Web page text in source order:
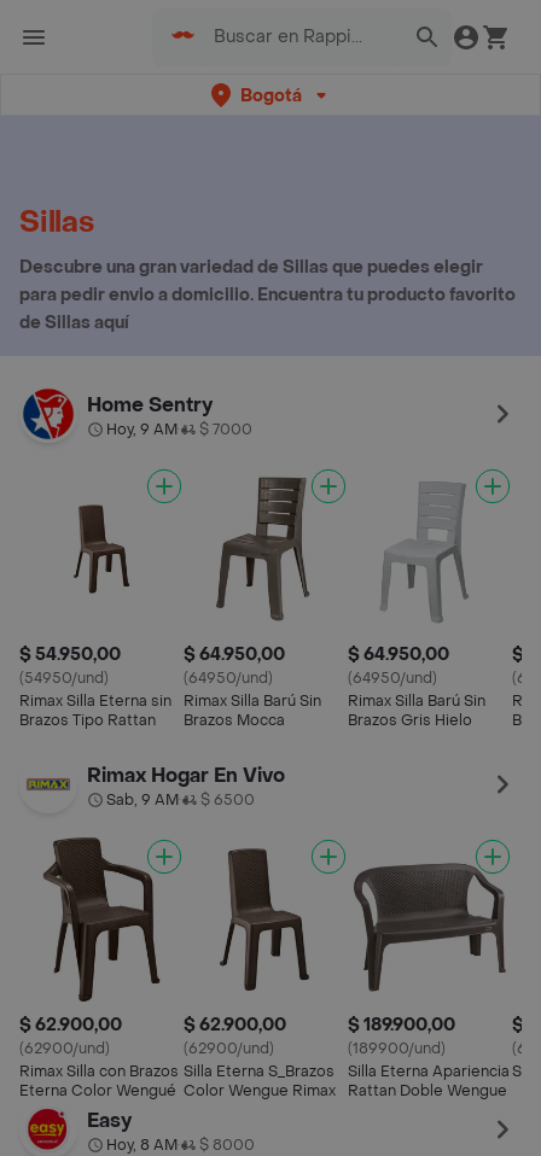
Bogotá
Sillas
Descubre una gran variedad de Sillas que puedes elegir
para pedir envio a domicilio. Encuentra tu producto favorito
de Sillas aquí
Home Sentry
Hoy, 9 AM• $ 7000
$ 54.950,00
(54950/und)
Rimax Silla Eterna sin
Brazos Tipo Rattan
$ 64.950,00
(64950/und)
Rimax Silla Barú Sin
Brazos Mocca
$ 64.950,00
(64950/und)
Rimax Silla Barú Sin
Brazos Gris Hielo
$
Rimax Hogar En Vivo
Sab, 9 AM• $ 6500
$ 62.900,00
(62900/und)
Rimax Silla con Brazos
Eterna Color Wengué
$ 62.900,00
(62900/und)
Silla Eterna S_Brazos
Color Wengue Rimax
$ 189.900,00
(189900/und)
Silla Eterna Apariencia
Rattan Doble Wengue
$
Easy
Hoy, 8 AM• $ 8000